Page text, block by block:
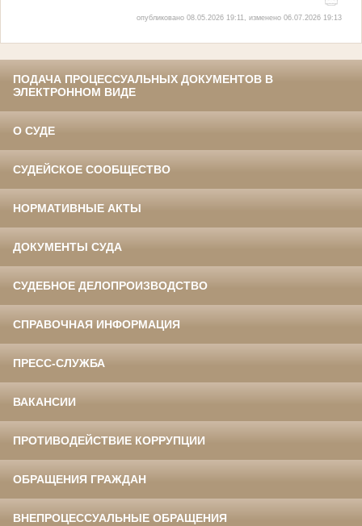
опубликовано 08.05.2026 19:11, изменено 06.07.2026 19:13
ПОДАЧА ПРОЦЕССУАЛЬНЫХ ДОКУМЕНТОВ В
ЭЛЕКТРОННОМ ВИДЕ
О СУДЕ
СУДЕЙСКОЕ СООБЩЕСТВО
НОРМАТИВНЫЕ АКТЫ
ДОКУМЕНТЫ СУДА
СУДЕБНОЕ ДЕЛОПРОИЗВОДСТВО
СПРАВОЧНАЯ ИНФОРМАЦИЯ
ПРЕСС-СЛУЖБА
ВАКАНСИИ
ПРОТИВОДЕЙСТВИЕ КОРРУПЦИИ
ОБРАЩЕНИЯ ГРАЖДАН
ВНЕПРОЦЕССУАЛЬНЫЕ ОБРАЩЕНИЯ